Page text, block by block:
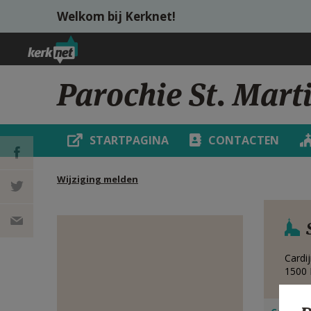
Overslaan en naar de inhoud gaan
Welkom bij Kerknet!
Parochie St.
STARTPAGINA CONTACTEN
Wijziging melden
DEEL OP
FACEBOOK
DEEL OP
1500